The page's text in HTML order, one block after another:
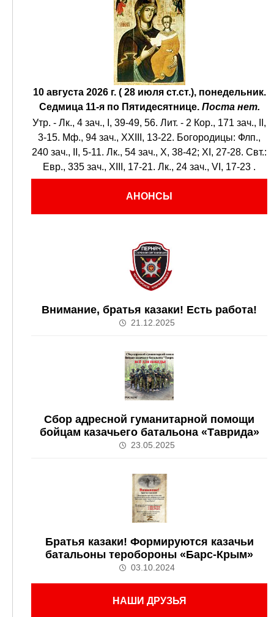
10 августа 2026 г. ( 28 июля ст.ст.), понедельник.
Седмица 11-я по Пятидесятнице. Поста нет.
Утр. - Лк., 4 зач., I, 39-49, 56. Лит. - 2 Кор., 171 зач., II,
3-15. Мф., 94 зач., XXIII, 13-22. Богородицы: Флп.,
240 зач., II, 5-11. Лк., 54 зач., X, 38-42; XI, 27-28. Свт.:
Евр., 335 зач., XIII, 17-21. Лк., 24 зач., VI, 17-23 .
АНОНСЫ
Внимание, братья казаки! Есть работа!
21.12.2025
Сбор адресной гуманитарной помощи
бойцам казачьего батальона «Таврида»
23.05.2025
Братья казаки! Формируются казачьи
батальоны теробороны «Барс-Крым»
03.10.2024
НАШИ ДРУЗЬЯ